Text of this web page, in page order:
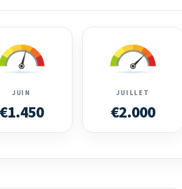
JUIN
€1.450
JUILLET
€2.000